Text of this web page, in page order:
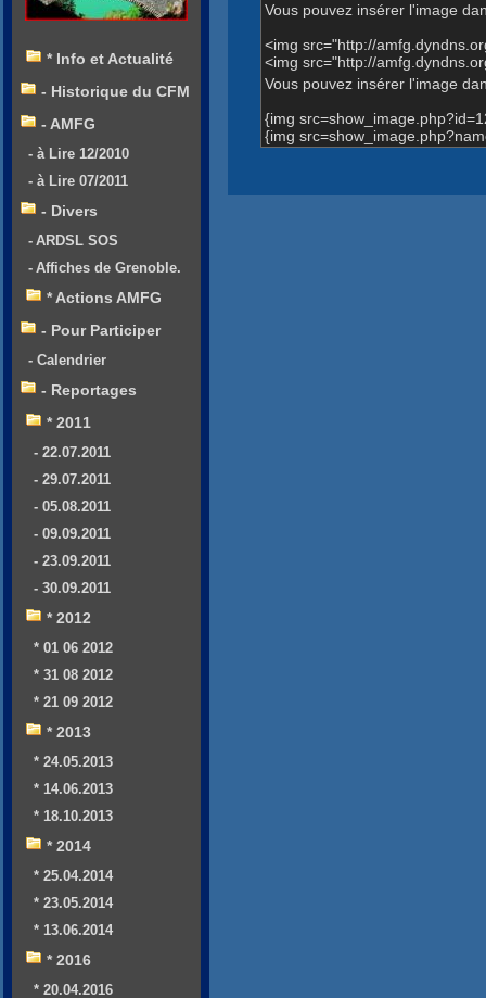
Vous pouvez insérer l'image
<img src="http://
<img src="http://
Vous pouvez insérer l'image
{img
{img
* Info et Actualité
- Historique du CFM
- AMFG
- à Lire 12/2010
- à Lire 07/2011
- Divers
- ARDSL SOS
- Affiches de Grenoble.
* Actions AMFG
- Pour Participer
- Calendrier
- Reportages
* 2011
- 22.07.2011
- 29.07.2011
- 05.08.2011
- 09.09.2011
- 23.09.2011
- 30.09.2011
* 2012
* 01 06 2012
* 31 08 2012
* 21 09 2012
* 2013
* 24.05.2013
* 14.06.2013
* 18.10.2013
* 2014
* 25.04.2014
* 23.05.2014
* 13.06.2014
* 2016
* 20.04.2016